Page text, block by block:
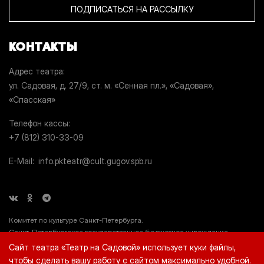
ПОДПИСАТЬСЯ НА РАССЫЛКУ
КОНТАКТЫ
Адрес театра
ул. Садовая, д. 27/9, ст. м. «Сенная пл.», «Садовая»,
«Спасская»
Телефон кассы
+7 (812) 310-33-09
E-Mail info.pkteatr@cult.gugov.spb.ru
Комитет по культуре Санкт-Петербурга.
Санкт-Петербургское государственное бюджетное учреждение
культуры «Театр на Садовой» (СПб ГБУК «Театр на Садовой»), ИНН
7812044660.
Сайт театра «Театр на Садовой» использует куки файлы,
чтобы сделать вашу работу с сайтом максимально удобной.